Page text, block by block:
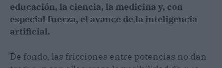
educación, la ciencia, la medicina y, con
especial fuerza, el avance de la inteligencia
artificial.
De fondo, las fricciones entre potencias no dan